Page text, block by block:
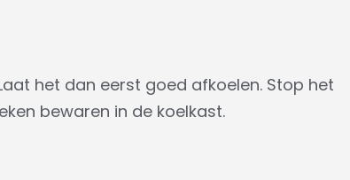
het dan eerst goed afkoelen. Stop het
bewaren in de koelkast.